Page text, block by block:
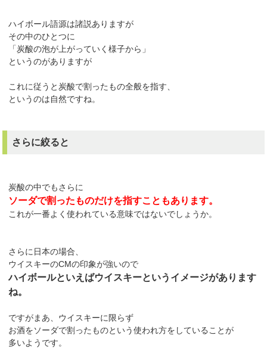
ハイボール語源は諸説ありますが
その中のひとつに
「炭酸の泡が上がっていく様子から」
というのがありますが
これに従うと炭酸で割ったもの全般を指す、
というのは自然ですね。
さらに絞ると
炭酸の中でもさらに
ソーダで割ったものだけを指すこともあります。
これが一番よく使われている意味ではないでしょうか。
さらに日本の場合、
ウイスキーのCMの印象が強いので
ハイボールといえばウイスキーというイメージがあります
ね。
ですがまあ、ウイスキーに限らず
お酒をソーダで割ったものという使われ方をしていることが
多いようです。